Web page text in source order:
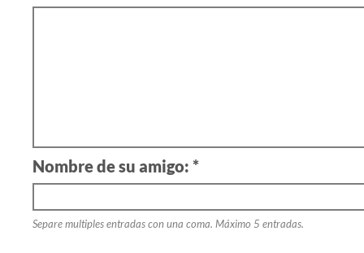
Nombre de su amigo: *
Separe multiples entradas con una coma. Máximo 5 entradas.